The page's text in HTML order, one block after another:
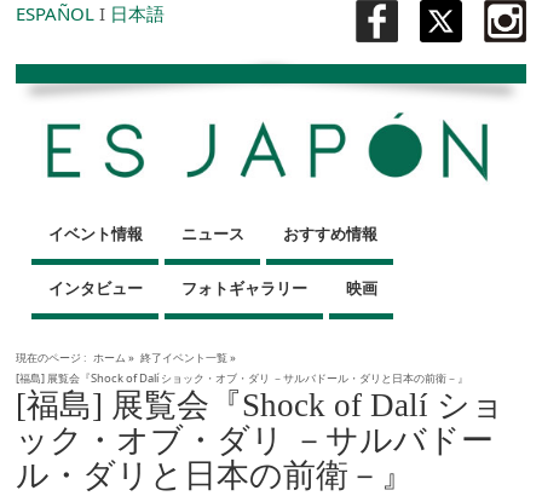
ESPAÑOL I 日本語
イベント情報 ニュース おすすめ情報
インタビュー フォトギャラリー 映画
現在のページ : ホーム » 終了イベント一覧»
[福島] 展覧会『Shock of Dalí ショック・オブ・ダリ －サルバドール・ダリと日本の前衛－』
[福島] 展覧会『Shock of Dalí ショ
ック・オブ・ダリ －サルバドー
ル・ダリと日本の前衛－』